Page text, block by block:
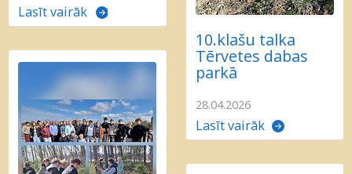
Lasīt vairāk
10.klašu talka
Tērvetes dabas
parkā
28.04.2026
Lasīt vairāk